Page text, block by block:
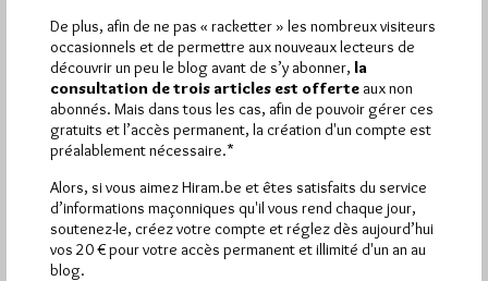
De plus, afin de ne pas « racketter » les nombreux visiteurs
occasionnels et de permettre aux nouveaux lecteurs de
découvrir un peu le blog avant de s’y abonner, la
consultation de trois articles est offerte aux non
abonnés. Mais dans tous les cas, afin de pouvoir gérer ces
gratuits et l’accès permanent, la création d'un compte est
préalablement nécessaire.*
Alors, si vous aimez Hiram.be et êtes satisfaits du service
d’informations maçonniques qu'il vous rend chaque jour,
soutenez-le, créez votre compte et réglez dès aujourd’hui
vos 20 € pour votre accès permanent et illimité d'un an au
blog.